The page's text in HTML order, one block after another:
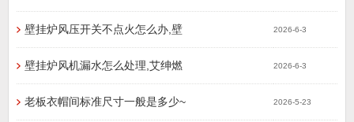
壁挂炉风压开关不点火怎么办,壁 2026-6-3
壁挂炉风机漏水怎么处理,艾绅燃 2026-6-3
老板衣帽间标准尺寸一般是多少~ 2026-5-23